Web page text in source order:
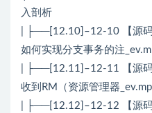
入剖析
| ├──[12.10]–12-10 【源
如何实现分支事务的注
| ├──[12.11]–12-11 【源
收到RM（资源管理器
| ├──[12.12]–12-12 【源